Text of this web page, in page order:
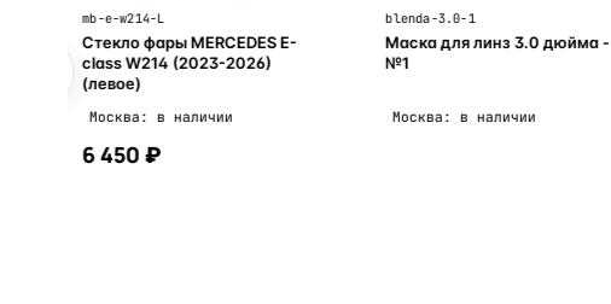
mb-e-w214-L
Стекло фары MERCEDES E-
class W214 (2023-2026)
(левое)
Москва: в наличии
6 450 ₽
blenda-3.0-1
Маска для линз 3.0 дюйма -
№1
Москва: в наличии